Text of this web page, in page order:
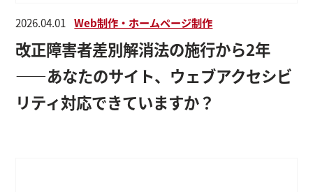
2026.04.01 Web制作・ホームページ制作
改正障害者差別解消法の施行から2年
——あなたのサイト、ウェブアクセシビ
リティ対応できていますか？